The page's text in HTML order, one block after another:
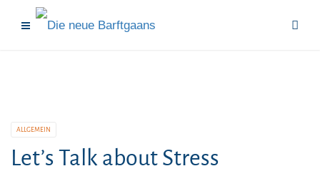
ALLGEMEIN
Let’s Talk about Stress